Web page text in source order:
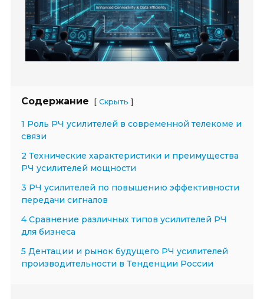
Содержание [ Скрыть ]
1 Роль РЧ усилителей в современной телекоме и
связи
2 Технические характеристики и преимущества
РЧ усилителей мощности
3 РЧ усилителей по повышению эффективности
передачи сигналов
4 Сравнение различных типов усилителей РЧ
для бизнеса
5 Дентации и рынок будущего РЧ усилителей
производительности в Тенденции России